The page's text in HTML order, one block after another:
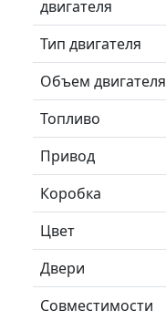
двигателя
Тип двигателя
Объем двигателя
Топливо
Привод
Коробка
Цвет
Двери
Совместимости